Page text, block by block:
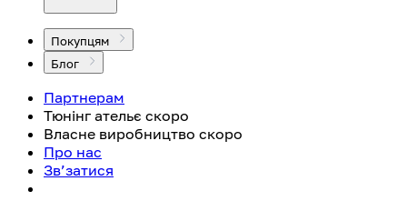
Покупцям
Блог
Партнерам
Тюнінг ательє скоро
Власне виробництво скоро
Про нас
Зв’затися